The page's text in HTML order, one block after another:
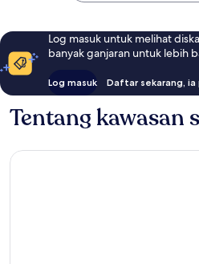
Log masuk untuk melihat
banyak ganjaran untuk lebih
Log masuk Daftar sekarang, ia
Tentang kawasan